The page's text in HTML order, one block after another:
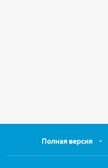
Полная версия